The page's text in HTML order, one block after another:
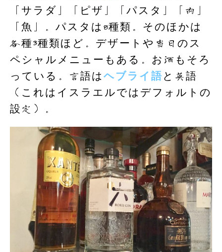
「サラダ」「ピザ」「パスタ」「肉」
「魚」。パスタは8種類。そのほかは
各種3種類ほど。デザートや当日のス
ペシャルメニューもある。お酒もそろ
っている。言語は ヘブライ語と英語
（これはイスラエルではデフォルトの
設定）。